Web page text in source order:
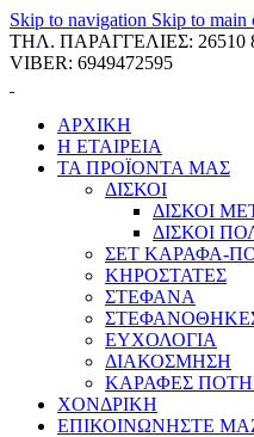
Skip to navigation Skip to main
ΤΗΛ. ΠΑΡΑΓΓΕΛΙΕΣ: 26510
VIBER: 6949472595
ΑΡΧΙΚΗ
Η ΕΤΑΙΡΕΙΑ
ΤΑ ΠΡΟΪΟΝΤΑ ΜΑΣ
ΔΙΣΚΟΙ
ΔΙΣΚΟΙ
ΔΙΣΚΟΙ
ΣΕΤ ΚΑΡΑΦΑ-
ΚΗΡΟΣΤΑΤΕΣ
ΣΤΕΦΑΝΑ
ΕΥΧΟΛΟΓΙΑ
ΔΙΑΚΟΣΜΗΣΗ
ΚΑΡΑΦΕΣ
ΧΟΝΔΡΙΚΗ
ΕΠΙΚΟΙΝΩΝΗΣΤΕ